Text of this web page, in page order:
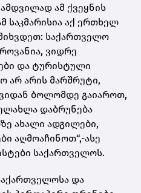
ამ ქვეყნის
საკმარისია აქ ერთხელ
საქართველო
ვიდრე
და ტურისტული
არ არის მარშრუტი,
ბოლომდე გაიაროთ,
დაბრუნება
ახალი ადგილები,
აღმოაჩინოთ“,-ასე
საქართველოს.
და